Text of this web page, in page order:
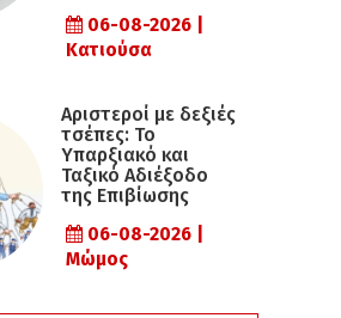
06-08-2026 |
Κατιούσα
Αριστεροί με δεξιές
τσέπες: Το
Υπαρξιακό και
Ταξικό Αδιέξοδο
της Επιβίωσης
06-08-2026 |
Μώμος